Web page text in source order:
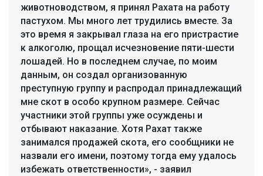
животноводством, я принял Рахата на работу
пастухом. Мы много лет трудились вместе. За
это время я закрывал глаза на его пристрастие
к алкоголю, прощал исчезновение пяти-шести
лошадей. Но в последнем случае, по моим
данным, он создал организованную
преступную группу и распродал принадлежащий
мне скот в особо крупном размере. Сейчас
участники этой группы уже осуждены и
отбывают наказание. Хотя Рахат также
занимался продажей скота, его сообщники не
назвали его имени, поэтому тогда ему удалось
избежать ответственности», - заявил